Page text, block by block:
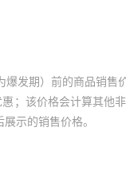
爆发期）前的商品销售
；该价格会计算其他
示的销售价格。